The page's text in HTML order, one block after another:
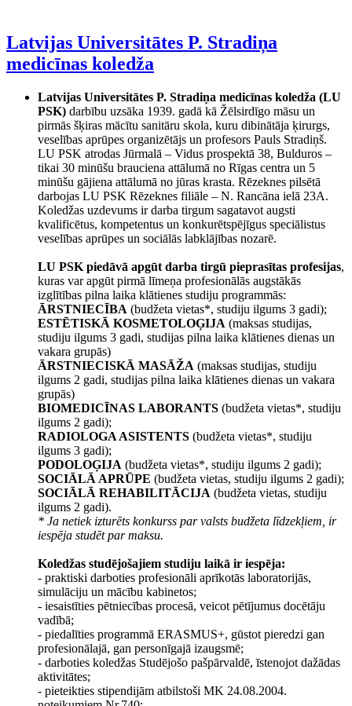
Latvijas Universitātes P. Stradiņa
medicīnas koledža
Latvijas Universitātes P. Stradiņa medicīnas koledža (LU
PSK) darbību uzsāka 1939. gadā kā Žēlsirdīgo māsu un
pirmās šķiras mācītu sanitāru skola, kuru dibinātāja ķirurgs,
veselības aprūpes organizētājs un profesors Pauls Stradiņš.
LU PSK atrodas Jūrmalā – Vidus prospektā 38, Bulduros –
tikai 30 minūšu brauciena attālumā no Rīgas centra un 5
minūšu gājiena attālumā no jūras krasta. Rēzeknes pilsētā
darbojas LU PSK Rēzeknes filiāle – N. Rancāna ielā 23A.
Koledžas uzdevums ir darba tirgum sagatavot augsti
kvalificētus, kompetentus un konkurētspējīgus speciālistus
veselības aprūpes un sociālās labklājības nozarē.
LU PSK piedāvā apgūt darba tirgū pieprasītas profesijas,
kuras var apgūt pirmā līmeņa profesionālās augstākās
izglītības pilna laika klātienes studiju programmās:
ĀRSTNIECĪBA (budžeta vietas*, studiju ilgums 3 gadi);
ESTĒTISKĀ KOSMETOLOĢIJA (maksas studijas,
studiju ilgums 3 gadi, studijas pilna laika klātienes dienas un
vakara grupās)
ĀRSTNIECISKĀ MASĀŽA (maksas studijas, studiju
ilgums 2 gadi, studijas pilna laika klātienes dienas un vakara
grupās)
BIOMEDICĪNAS LABORANTS (budžeta vietas*, studiju
ilgums 2 gadi);
RADIOLOGA ASISTENTS (budžeta vietas*, studiju
ilgums 3 gadi);
PODOLOĢIJA (budžeta vietas*, studiju ilgums 2 gadi);
SOCIĀLĀ APRŪPE (budžeta vietas, studiju ilgums 2 gadi);
SOCIĀLĀ REHABILITĀCIJA (budžeta vietas, studiju
ilgums 2 gadi).
* Ja netiek izturēts konkurss par valsts budžeta līdzekļiem, ir
iespēja studēt par maksu.
Koledžas studējošajiem studiju laikā ir iespēja:
- praktiski darboties profesionāli aprīkotās laboratorijās,
simulāciju un mācību kabinetos;
- iesaistīties pētniecības procesā, veicot pētījumus docētāju
vadībā;
- piedalīties programmā ERASMUS+, gūstot pieredzi gan
profesionālajā, gan personīgajā izaugsmē;
- darboties koledžas Studējošo pašpārvaldē, īstenojot dažādas
aktivitātes;
- pieteikties stipendijām atbilstoši MK 24.08.2004.